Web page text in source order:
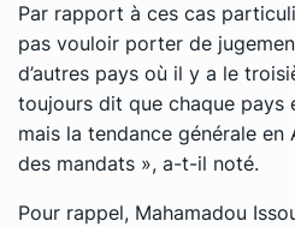
Par rapport à ces cas
pas vouloir porter de
d’autres pays où il y a le
toujours dit que chaque pays
mais la tendance générale
des mandats », a-t-il noté.
Pour rappel, Mahamadou